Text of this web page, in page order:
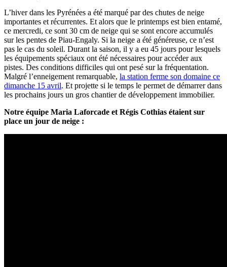
L’hiver dans les Pyrénées a été marqué par des chutes de neige
importantes et récurrentes. Et alors que le printemps est bien entamé,
ce mercredi, ce sont 30 cm de neige qui se sont encore accumulés
sur les pentes de Piau-Engaly. Si la neige a été généreuse, ce n’est
pas le cas du soleil. Durant la saison, il y a eu 45 jours pour lesquels
les équipements spéciaux ont été nécessaires pour accéder aux
pistes. Des conditions difficiles qui ont pesé sur la fréquentation.
Malgré l’enneigement remarquable, la station ferme son domaine ce
dimanche 15 avril. Et projette si le temps le permet de démarrer dans
les prochains jours un gros chantier de développement immobilier.
Notre équipe Maria Laforcade et Régis Cothias étaient sur
place un jour de neige :